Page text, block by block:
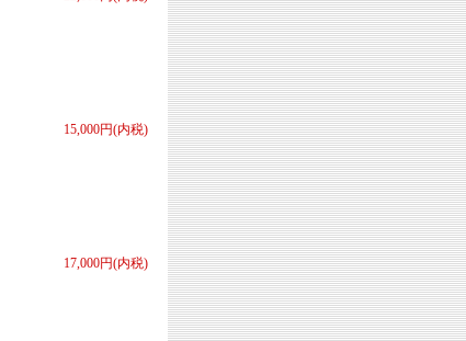
15,000円(内税)
17,000円(内税)